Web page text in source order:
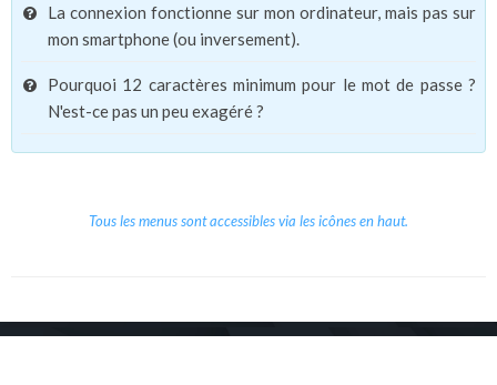
La connexion fonctionne sur mon ordinateur, mais pas sur
mon smartphone (ou inversement).
Pourquoi 12 caractères minimum pour le mot de passe ?
N'est-ce pas un peu exagéré ?
Tous les menus sont accessibles via les icônes en haut.